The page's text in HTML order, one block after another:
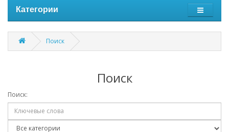
Категории
Поиск
Поиск
Поиск: